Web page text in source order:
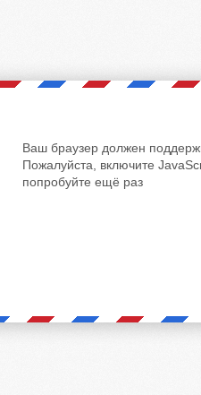
Ваш браузер должен
Пожалуйста, включите
попробуйте ещё раз